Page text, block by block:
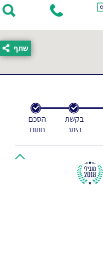
שתף
בקשת
היתר
הסכם
חתום